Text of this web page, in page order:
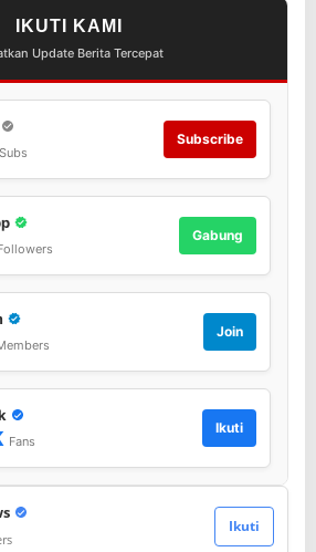
IKUTI KAMI
Update Berita Tercepat
Subs
Subscribe
Gabung
Join
Fans
Ikuti
Ikuti